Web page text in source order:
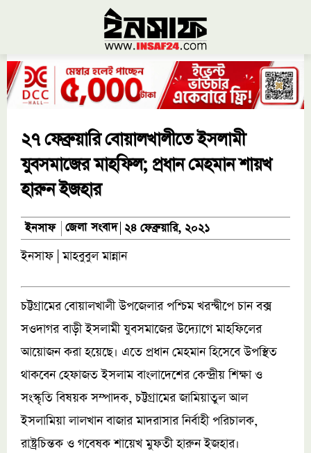
২৭ ফেব্রুয়ারি বোয়ালখালীতে ইসলামী
যুবসমাজের মাহফিল; প্রধান মেহমান শায়খ
হারুন ইজহার
ইনসাফ জেলা সংবাদ ২৪ ফেব্রুয়ারি, ২০২১
ইনসাফ | মাহবুবুল মান্নান
চট্টগ্রামের বোয়ালখালী উপজেলার পশ্চিম খরন্দ্বীপে চান বক্স
সওদাগর বাড়ী ইসলামী যুবসমাজের উদ্যোগে মাহফিলের
আয়োজন করা হয়েছে। এতে প্রধান মেহমান হিসেবে উপস্থিত
থাকবেন হেফাজত ইসলাম বাংলাদেশের কেন্দ্রীয় শিক্ষা ও
সংস্কৃতি বিষয়ক সম্পাদক, চট্টগ্রামের জামিয়াতুল আল
ইসলামিয়া লালখান বাজার মাদরাসার নির্বাহী পরিচালক,
রাষ্ট্রচিন্তক ও গবেষক শায়েখ মুফতী হারুন ইজহার।